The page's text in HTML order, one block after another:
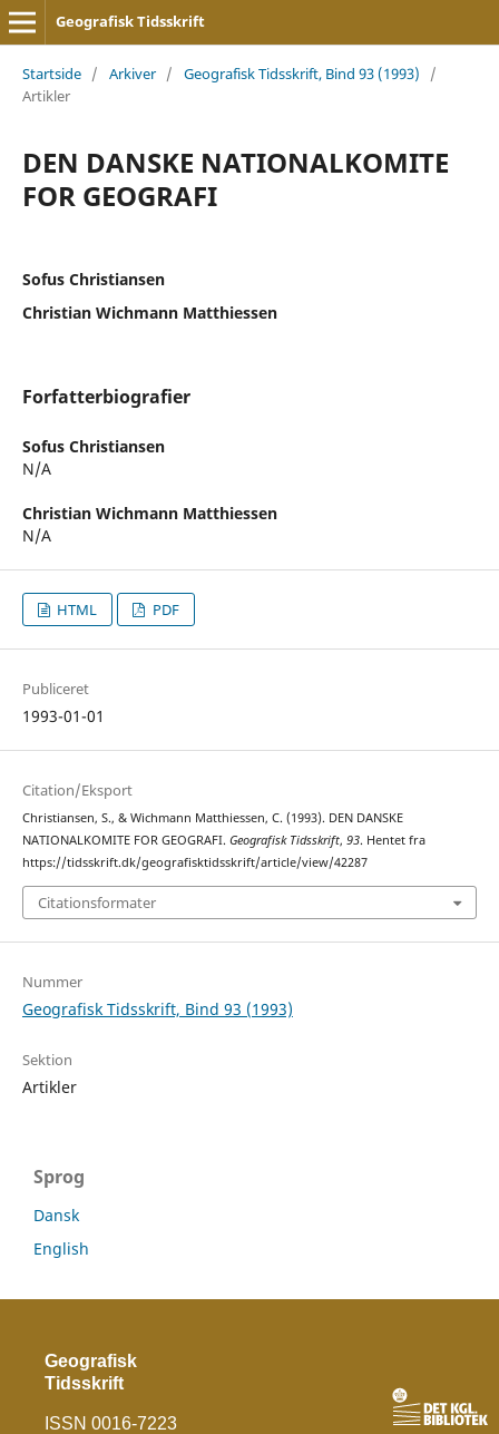
Geografisk Tidsskrift
Startside / Arkiver / Geografisk Tidsskrift, Bind 93 (1993)
/
Artikler
DEN DANSKE NATIONALKOMITE
FOR GEOGRAFI
Sofus Christiansen
Christian Wichmann Matthiessen
Forfatterbiografier
Sofus Christiansen
N/A
Christian Wichmann Matthiessen
N/A
HTML PDF
Publiceret
1993-01-01
Citation/Eksport
Christiansen, S., & Wichmann Matthiessen, C. (1993). DEN DANSKE
NATIONALKOMITE FOR GEOGRAFI. Geografisk Tidsskrift, 93. Hentet fra
https://tidsskrift.dk/geografisktidsskrift/article/view/42287
Citationsformater
Nummer
Geografisk Tidsskrift, Bind 93 (1993)
Sektion
Artikler
Sprog
Dansk
English
Geografisk
Tidsskrift
ISSN 0016-7223